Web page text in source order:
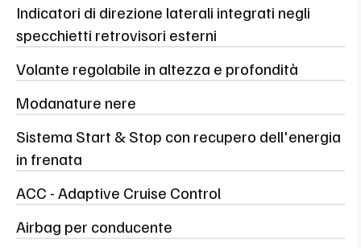
Indicatori di direzione laterali integrati negli
specchietti retrovisori esterni
Volante regolabile in altezza e profondità
Modanature nere
Sistema Start & Stop con recupero dell'energia
in frenata
ACC - Adaptive Cruise Control
Airbag per conducente